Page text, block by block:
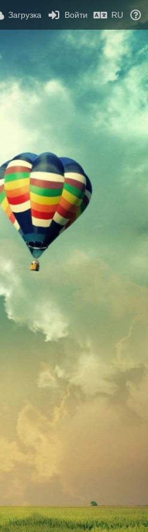
Загрузка Войти RU